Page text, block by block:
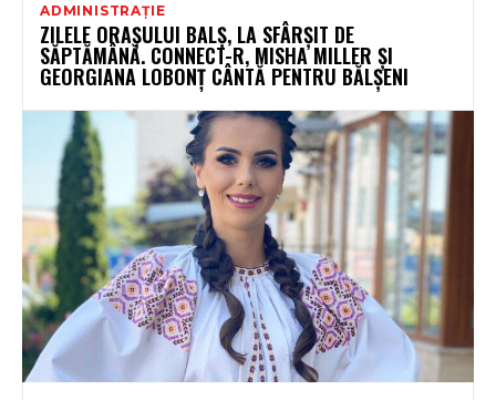
ADMINISTRAȚIE
ZILELE ORAȘULUI BALȘ, LA SFÂRȘIT DE
SĂPTĂMÂNĂ. CONNECT-R, MISHA MILLER ȘI
GEORGIANA LOBONȚ CÂNTĂ PENTRU BĂLȘENI